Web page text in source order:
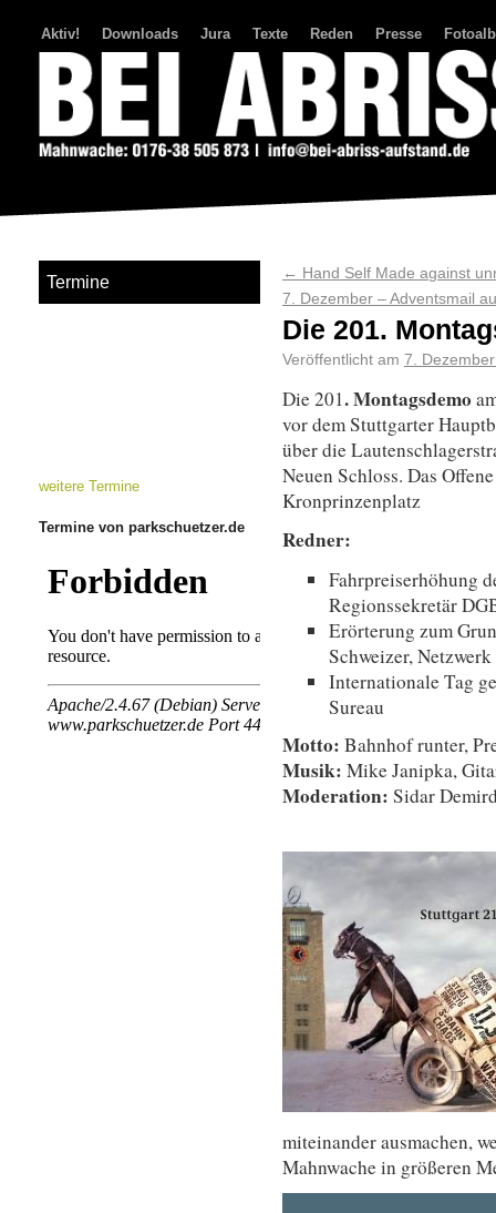
Aktiv! Downloads Jura Texte Reden Presse
← Hand Self Made against
7. Dezember – Adventsmail
Die 201.
Veröffentlicht am 7.
Die 201. Montagsdemo
vor dem Stuttgarter
über die
Neuen Schloss. Das
Kronprinzenplatz
Redner:
Fahrpreiserhöhung
Regionssekretär
Erörterung zum
Schweizer,
Internationale Tag
Sureau
Motto: Bahnhof runter,
Musik: Mike Janipka,
Moderation: Sidar
miteinander ausmachen,
Mahnwache in größeren
Termine
weitere Termine
Termine von parkschuetzer.de